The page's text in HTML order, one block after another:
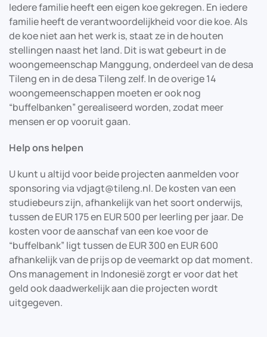
Iedere familie heeft een eigen koe gekregen. En iedere
familie heeft de verantwoordelijkheid voor die koe. Als
de koe niet aan het werk is, staat ze in de houten
stellingen naast het land. Dit is wat gebeurt in de
woongemeenschap Manggung, onderdeel van de desa
Tileng en in de desa Tileng zelf. In de overige 14
woongemeenschappen moeten er ook nog
“buffelbanken” gerealiseerd worden, zodat meer
mensen er op vooruit gaan.
Help ons helpen
U kunt u altijd voor beide projecten aanmelden voor
sponsoring via vdjagt@tileng.nl. De kosten van een
studiebeurs zijn, afhankelijk van het soort onderwijs,
tussen de EUR 175 en EUR 500 per leerling per jaar. De
kosten voor de aanschaf van een koe voor de
“buffelbank” ligt tussen de EUR 300 en EUR 600
afhankelijk van de prijs op de veemarkt op dat moment.
Ons management in Indonesië zorgt er voor dat het
geld ook daadwerkelijk aan die projecten wordt
uitgegeven.